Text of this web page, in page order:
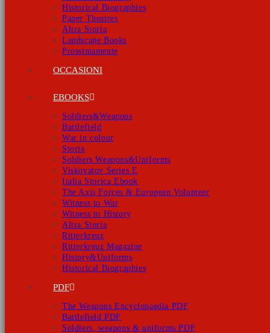
Historical Biographies
Paper Theatres
Altra Storia
Landscape Books
Prossimamente
OCCASIONI
EBOOKS
Soldiers&Weapons
Battlefield
War in colour
Storia
Soldiers Weapons&Uniforms
Viskovatov Series E
Italia Storica Ebook
The Axis Forces & European Volunteer
Witness to War
Witness to History
Altra Storia
Ritterkreuz
Ritterkreuz Magazine
History&Uniforms
Historical Biographies
PDF
The Weapons Encyclopaedia PDF
Battlefield PDF
Soldiers, weapons & uniforms PDF